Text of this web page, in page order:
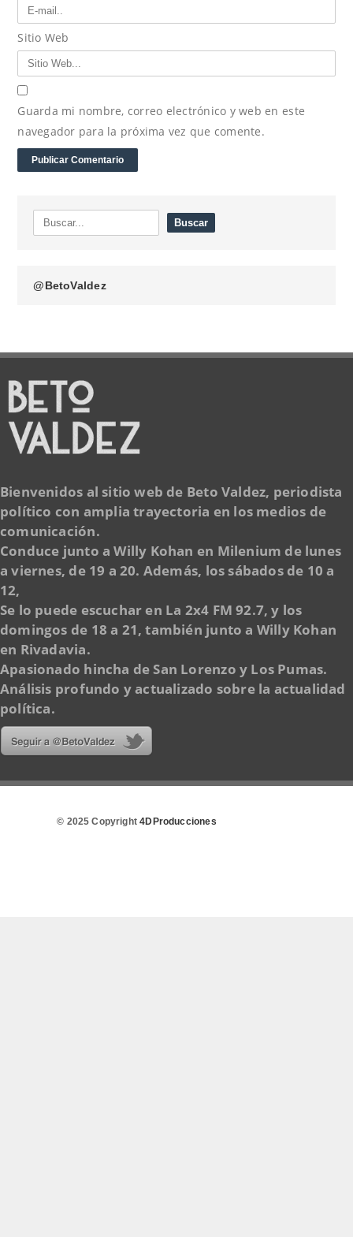
Sitio Web
Guarda mi nombre, correo electrónico y web en este
navegador para la próxima vez que comente.
@BetoValdez
Bienvenidos al sitio web de Beto Valdez, periodista
político con amplia trayectoria en los medios de
comunicación.
Conduce junto a Willy Kohan en Milenium de lunes
a viernes, de 19 a 20. Además, los sábados de 10 a
12,
Se lo puede escuchar en La 2x4 FM 92.7, y los
domingos de 18 a 21, también junto a Willy Kohan
en Rivadavia.
Apasionado hincha de San Lorenzo y Los Pumas.
Análisis profundo y actualizado sobre la actualidad
política.
© 2025 Copyright4DProducciones